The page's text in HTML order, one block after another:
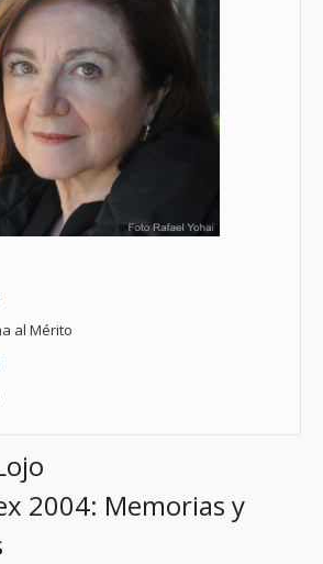
al Mérito
2004: Memorias y